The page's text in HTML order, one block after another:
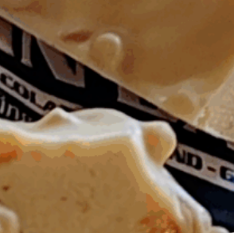
auf.
Die
Optionen
können
auf
der
Produktseite
gewählt
werden